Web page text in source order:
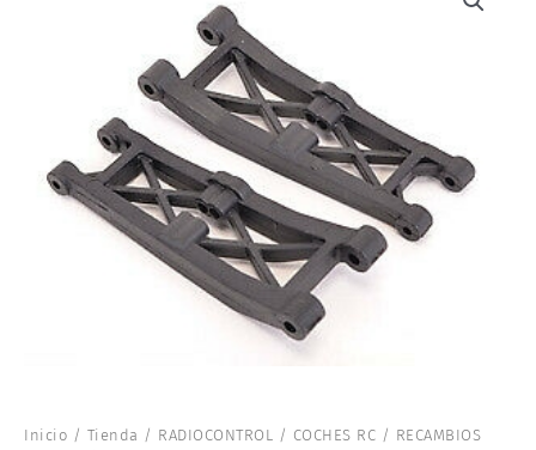
Inicio / Tienda / RADIOCONTROL / COCHES RC / RECAMBIOS